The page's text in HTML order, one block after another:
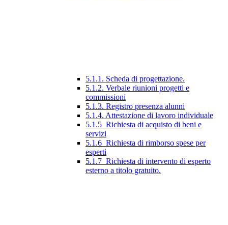
5.1.1. Scheda di progettazione.
5.1.2. Verbale riunioni progetti e
commissioni
5.1.3. Registro presenza alunni
5.1.4. Attestazione di lavoro individuale
5.1.5_Richiesta di acquisto di beni e
servizi
5.1.6_Richiesta di rimborso spese per
esperti
5.1.7_Richiesta di intervento di esperto
esterno a titolo gratuito.